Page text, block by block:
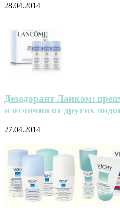
28.04.2014
Дезодорант Ланком:
и отличия от других
27.04.2014